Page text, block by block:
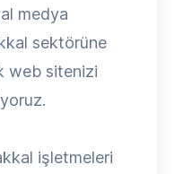
medya
sektörüne
web sitenizi
işletmeleri